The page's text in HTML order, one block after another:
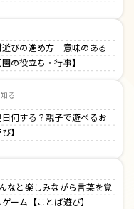
遊びの進め方 意味のある
の役立ち・行事】
知る
日何する？親子で遊べるお
】
なと楽しみながら言葉を覚
ーム【ことば遊び】